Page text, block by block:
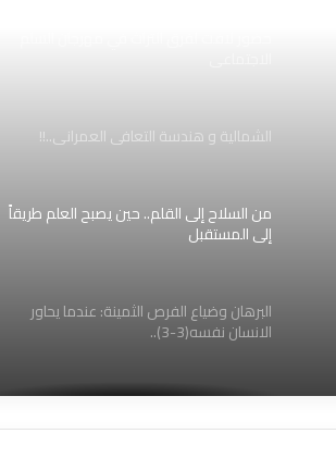
الشمالية و هندسة التعافي العمراني..!!
من السلاح إلى القلم.. حين يصبح العلم طريقاً
إلى المستقبل
البرهان وضياع الفرص الثمينة: عندما يحاور
الانسان نفسه(3-3)..